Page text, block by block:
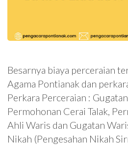
Besarnya biaya perceraian
Agama Pontianak dan
Perkara Perceraian :
Permohonan Cerai Talak,
Ahli Waris dan Gugatan
Nikah (Pengesahan Nikah